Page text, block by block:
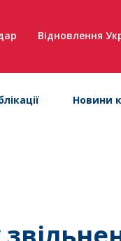
Відновлення
Новини